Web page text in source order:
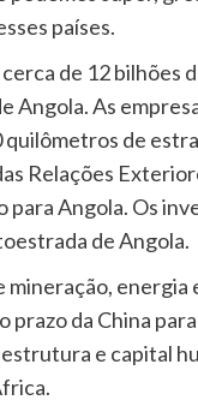
países.
de 12 bilhões
As
de
Relações
Angola. Os
de Angola.
prazo da China
e capital